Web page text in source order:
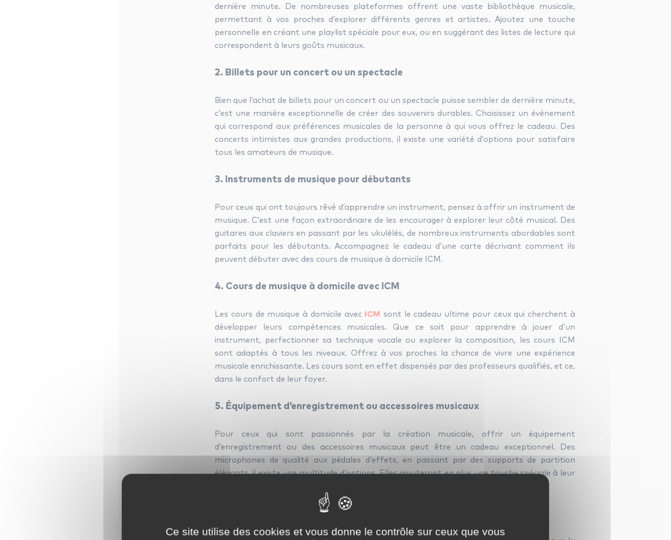
dernière minute. De nombreuses plateformes offrent une vaste bibliothèque musicale,
permettant à vos proches d’explorer différents genres et artistes. Ajoutez une touche
personnelle en créant une playlist spéciale pour eux, ou en suggérant des listes de lecture qui
correspondent à leurs goûts musicaux.
2. Billets pour un concert ou un spectacle
Bien que l’achat de billets pour un concert ou un spectacle puisse sembler de dernière minute,
c’est une manière exceptionnelle de créer des souvenirs durables. Choisissez un événement
qui correspond aux préférences musicales de la personne à qui vous offrez le cadeau. Des
concerts intimistes aux grandes productions, il existe une variété d’options pour satisfaire
tous les amateurs de musique.
3. Instruments de musique pour débutants
Pour ceux qui ont toujours rêvé d’apprendre un instrument, pensez à offrir un instrument de
musique. C’est une façon extraordinaire de les encourager à explorer leur côté musical. Des
guitares aux claviers en passant par les ukulélés, de nombreux instruments abordables sont
parfaits pour les débutants. Accompagnez le cadeau d’une carte décrivant comment ils
peuvent débuter avec des cours de musique à domicile ICM.
4. Cours de musique à domicile avec ICM
Les cours de musique à domicile avec ICM
sont le cadeau ultime pour ceux qui cherchent à
développer leurs compétences musicales. Que ce soit pour apprendre à jouer d’un
instrument, perfectionner sa technique vocale ou explorer la composition, les cours ICM
sont adaptés à tous les niveaux. Offrez à vos proches la chance de vivre une expérience
musicale enrichissante. Les cours sont en effet dispensés par des professeurs qualifiés, et ce,
dans le confort de leur foyer.
5. Équipement d’enregistrement ou accessoires musicaux
Pour ceux qui sont passionnés par la création musicale, offrir un équipement
d’enregistrement ou des accessoires musicaux peut être un cadeau exceptionnel. Des
microphones de qualité aux pédales d’effets, en passant par des supports de partition
élégants, il existe une multitude d’options. Elles ajouteront en plus une touche spéciale à leur
6. Livres sur la musique ou biographies d’artistes
Ce site utilise des cookies et vous donne le contrôle sur ceux que vous